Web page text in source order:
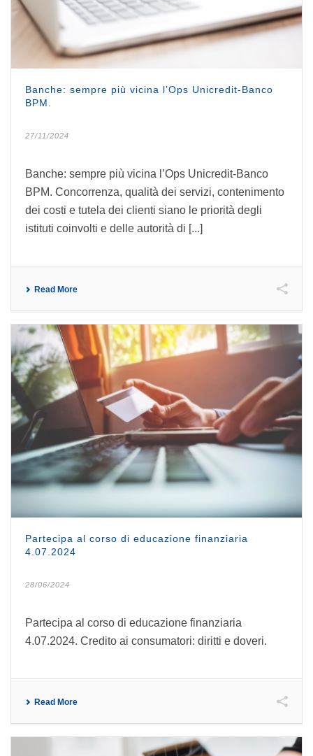
Banche: sempre più vicina l’Ops Unicredit-Banco
BPM.
27/11/2024
Banche: sempre più vicina l’Ops Unicredit-Banco
BPM. Concorrenza, qualità dei servizi, contenimento
dei costi e tutela dei clienti siano le priorità degli
istituti coinvolti e delle autorità di [...]
Read More
Partecipa al corso di educazione finanziaria
4.07.2024
28/06/2024
Partecipa al corso di educazione finanziaria
4.07.2024. Credito ai consumatori: diritti e doveri.
Read More